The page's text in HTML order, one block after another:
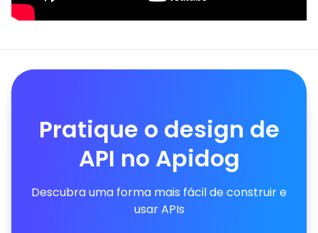
Pratique o design de
API no Apidog
Descubra uma forma mais fácil de construir e
usar APIs